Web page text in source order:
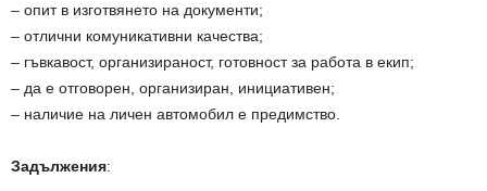
– опит в изготвянето на документи;
– отлични комуникативни качества;
– гъвкавост, организираност, готовност за работа в екип;
– да е отговорен, организиран, инициативен;
– наличие на личен автомобил е предимство.
Задължения: